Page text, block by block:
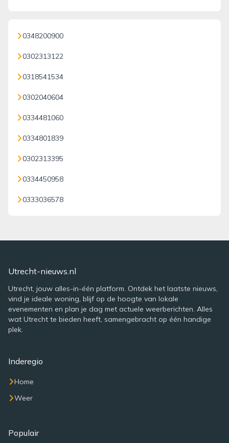
0348200900
0302313122
0318541534
0302040604
0334481060
0334801839
0302313395
0334450958
0333036578
Utrecht-nieuws.nl
Utrecht, jouw alles-in-één platform. Ontdek het laatste nieuws,
vind je ideale woning, blijf op de hoogte van lokale
evenementen en plan je dag met actuele weerberichten. Alles
wat Utrecht te bieden heeft, samengebracht op één handige
plek.
Inderegio
Home
Weer
Populair